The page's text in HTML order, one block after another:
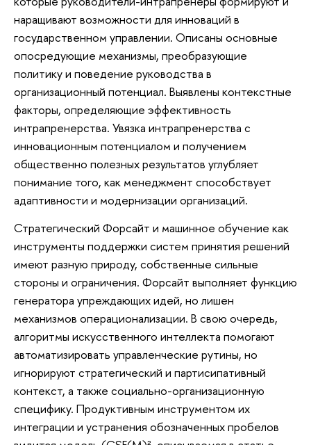
наращивают возможности для инноваций в
государственном управлении. Описаны основные
опосредующие механизмы, преобразующие
политику и поведение руководства в
организационный потенциал. Выявлены контекстные
факторы, определяющие эффективность
интрапренерства. Увязка интрапренерства с
инновационным потенциалом и получением
общественно полезных результатов углубляет
понимание того, как менеджмент способствует
адаптивности и модернизации организаций.
Стратегический Форсайт и машинное обучение как
инструменты поддержки систем принятия решений
имеют разную природу, собственные сильные
стороны и ограничения. Форсайт выполняет функцию
генератора упреждающих идей, но лишен
механизмов операционализации. В свою очередь,
алгоритмы искусственного интеллекта помогают
автоматизировать управленческие рутины, но
игнорируют стратегический и партисипативный
контекст, а также социально-организационную
специфику. Продуктивным инструментом их
интеграции и устранения обозначенных пробелов